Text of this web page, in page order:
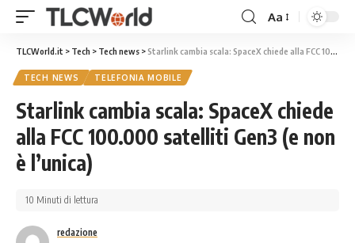
Aa
TLCWorld.it > Tech > Tech news >Starlink cambia scala: SpaceX chiede alla FCC 100.000 satelliti Gen3 (e non è l’unica)
TECH NEWS TELEFONIA MOBILE
Starlink cambia scala: SpaceX chiede
alla FCC 100.000 satelliti Gen3 (e non
è l’unica)
redazione
10 Minuti di lettura